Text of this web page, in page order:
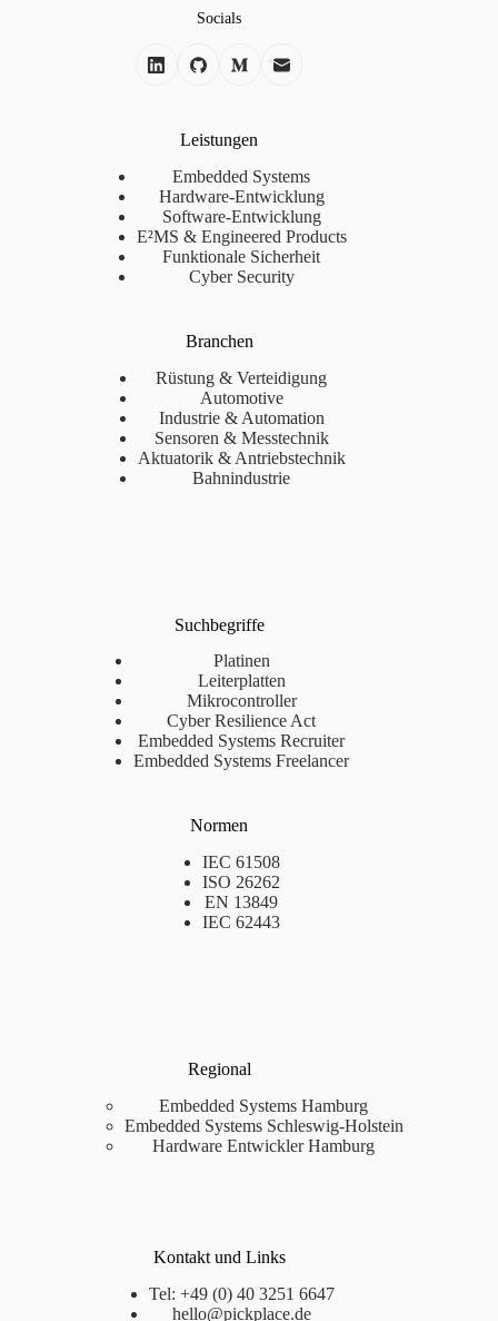
Socials
Leistungen
Embedded Systems
Hardware-Entwicklung
Software-Entwicklung
E²MS & Engineered Products
Funktionale Sicherheit
Cyber Security
Branchen
Rüstung & Verteidigung
Automotive
Industrie & Automation
Sensoren & Messtechnik
Aktuatorik & Antriebstechnik
Bahnindustrie
Suchbegriffe
Platinen
Leiterplatten
Mikrocontroller
Cyber Resilience Act
Embedded Systems Recruiter
Embedded Systems Freelancer
Normen
IEC 61508
ISO 26262
EN 13849
IEC 62443
Regional
Embedded Systems Hamburg
Embedded Systems Schleswig-Holstein
Hardware Entwickler Hamburg
Kontakt und Links
Tel: +49 (0) 40 3251 6647
hello@pickplace.de